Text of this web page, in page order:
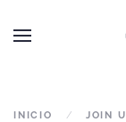
Skip to main
INICIO JOIN